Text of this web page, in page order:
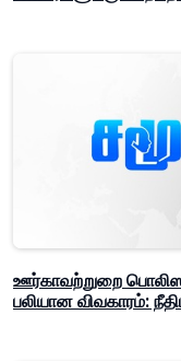
ஊர்காவற்றுறை
பலியான விவகாரம்: